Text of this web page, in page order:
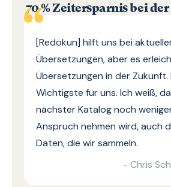
70 % Zeitersparnis bei
[Redokun] hilft uns bei
Übersetzungen, aber es
Übersetzungen in der Zukunft.
Wichtigste für uns. Ich weiß,
nächster Katalog noch
Anspruch nehmen wird, auch
Daten, die wir sammeln.
- Chris